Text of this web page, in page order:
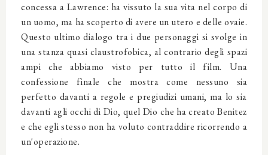
concessa a Lawrence: ha vissuto la sua vita nel corpo di
un uomo, ma ha scoperto di avere un utero e delle ovaie.
Questo ultimo dialogo tra i due personaggi si svolge in
una stanza quasi claustrofobica, al contrario degli spazi
ampi che abbiamo visto per tutto il film. Una
confessione finale che mostra come nessuno sia
perfetto davanti a regole e pregiudizi umani, ma lo sia
davanti agli occhi di Dio, quel Dio che ha creato Benitez
e che egli stesso non ha voluto contraddire ricorrendo a
un'operazione.